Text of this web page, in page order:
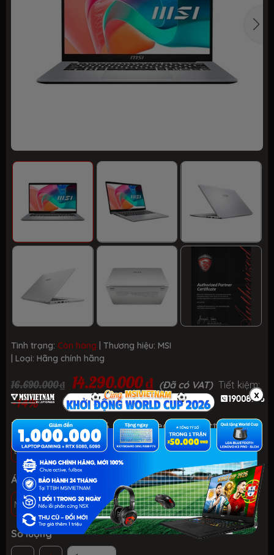
Tình trạng: Còn hàng | Thương hiệu: MSI
| Loại: Hãng chính hãng
16.690.000 ₫ 14.290.000 ₫ (Đã có VAT) Tiết kiệm:
-14%
Tình trạng: Mới 100%, nguyên seal, chưa active
BH 12 THÁNG - 1 ĐỔI 1 TRONG 30 NGÀY LỖI NSX
Áp dụng: HS-SV, Giáo viên & NVVP
MUA TM/CK TRẢ GÓP 0% VỚI 12 THÁNG VISACARD
Số lượng
x